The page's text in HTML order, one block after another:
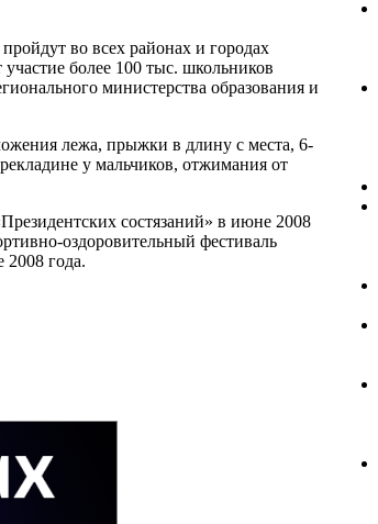
во всех районах и городах
более 100 тыс. школьников
министерства образования и
лежа, прыжки в длину с места, 6-
у мальчиков, отжимания от
состязаний» в июне 2008
оздоровительный фестиваль
2008 года.